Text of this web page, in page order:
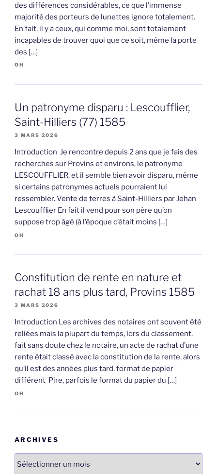
des différences considérables, ce que l’immense
majorité des porteurs de lunettes ignore totalement.
En fait, il y a ceux, qui comme moi, sont totalement
incapables de trouver quoi que ce soit, même la porte
des […]
OH
Un patronyme disparu : Lescoufflier,
Saint-Hilliers (77) 1585
3 MARS 2026
Introduction Je rencontre depuis 2 ans que je fais des
recherches sur Provins et environs, le patronyme
LESCOUFFLIER, et il semble bien avoir disparu, même
si certains patronymes actuels pourraient lui
ressembler. Vente de terres à Saint-Hilliers par Jehan
Lescoufflier En fait il vend pour son père qu’on
suppose trop âgé (à l’époque c’était moins […]
OH
Constitution de rente en nature et
rachat 18 ans plus tard, Provins 1585
3 MARS 2026
Introduction Les archives des notaires ont souvent été
reliées mais la plupart du temps, lors du classement,
fait sans doute chez le notaire, un acte de rachat d’une
rente était classé avec la constitution de la rente, alors
qu’il est des années plus tard. format de papier
différent Pire, parfois le format du papier du […]
OH
ARCHIVES